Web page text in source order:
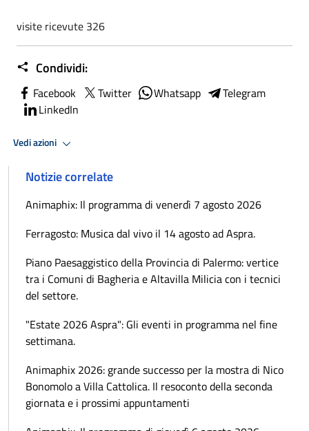
visite ricevute 326
Condividi:
Facebook Twitter Whatsapp
Telegram
LinkedIn
Vedi azioni
Notizie correlate
Animaphix: Il programma di venerdì 7 agosto 2026
Ferragosto: Musica dal vivo il 14 agosto ad Aspra.
Piano Paesaggistico della Provincia di Palermo: vertice
tra i Comuni di Bagheria e Altavilla Milicia con i tecnici
del settore.
"Estate 2026 Aspra": Gli eventi in programma nel fine
settimana.
Animaphix 2026: grande successo per la mostra di Nico
Bonomolo a Villa Cattolica. Il resoconto della seconda
giornata e i prossimi appuntamenti